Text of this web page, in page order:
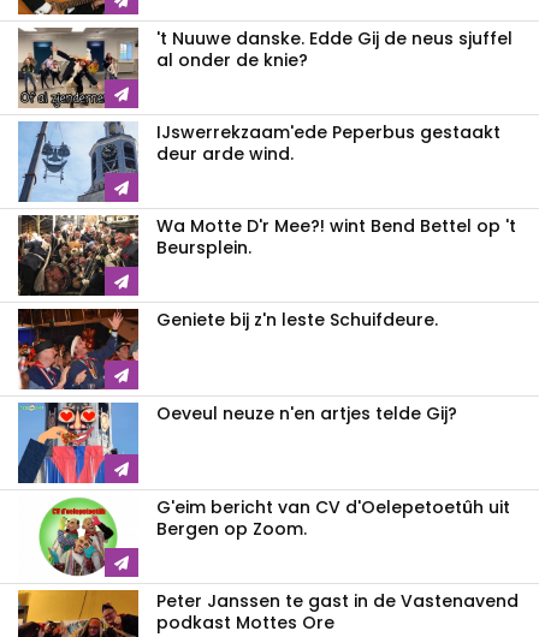
't Nuuwe danske. Edde Gij de neus sjuffel
al onder de knie?
IJswerrekzaam'ede Peperbus gestaakt
deur arde wind.
Wa Motte D'r Mee?! wint Bend Bettel op 't
Beursplein.
Geniete bij z'n leste Schuifdeure.
Oeveul neuze n'en artjes telde Gij?
G'eim bericht van CV d'Oelepetoetûh uit
Bergen op Zoom.
Peter Janssen te gast in de Vastenavend
podkast Mottes Ore